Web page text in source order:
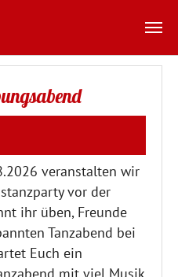
veranstalten wir
vor der
ihr üben, Freunde
Tanzabend bei
Euch ein
mit viel Musik